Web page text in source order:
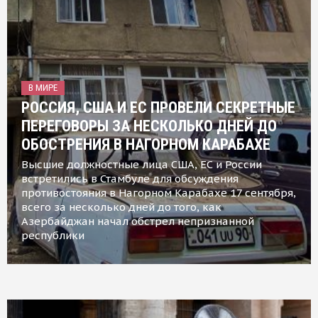
В МИРЕ
РОССИЯ, США И ЕС ПРОВЕЛИ СЕКРЕТНЫЕ
ПЕРЕГОВОРЫ ЗА НЕСКОЛЬКО ДНЕЙ ДО
ОБОСТРЕНИЯ В НАГОРНОМ КАРАБАХЕ
Высшие должностные лица США, ЕС и России
встретились в Стамбуле для обсуждения
противостояния в Нагорном Карабахе 17 сентября,
всего за несколько дней до того, как
Азербайджан начал обстрел непризнанной
республики